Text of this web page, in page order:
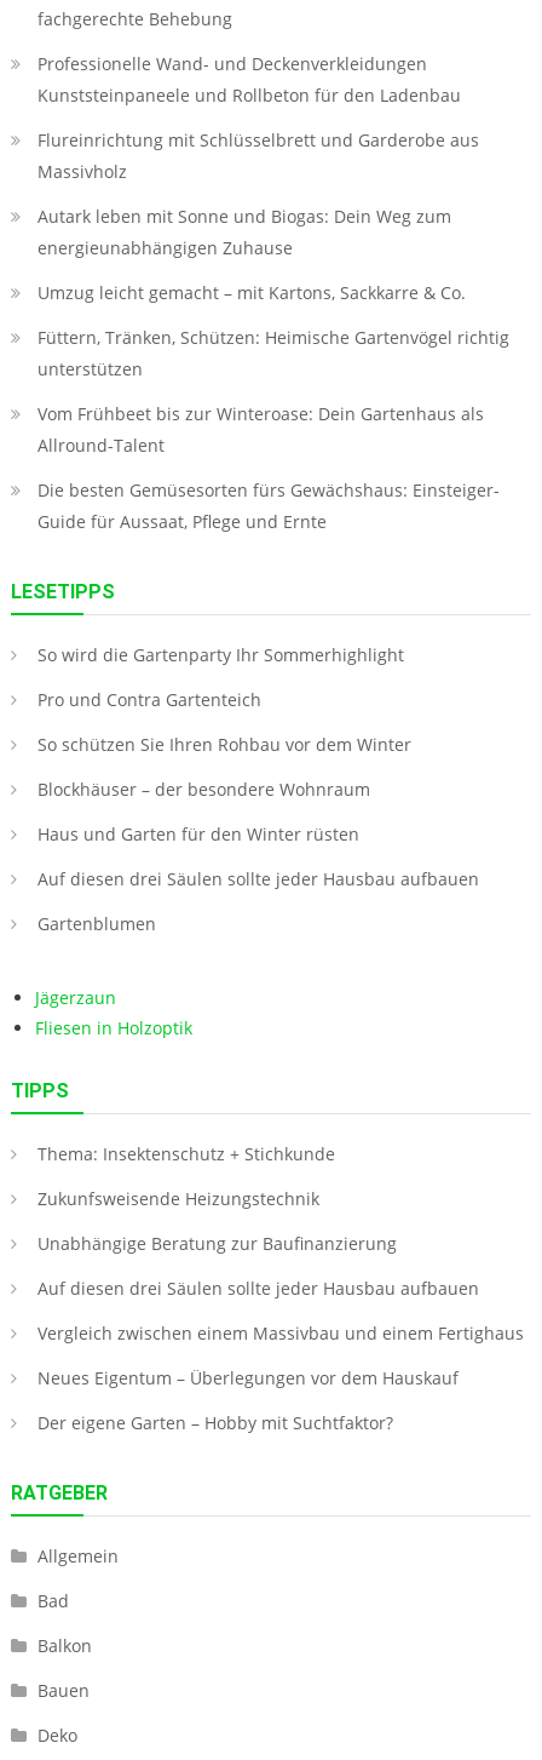
fachgerechte Behebung
Professionelle Wand- und Deckenverkleidungen
Kunststeinpaneele und Rollbeton für den Ladenbau
Flureinrichtung mit Schlüsselbrett und Garderobe aus
Massivholz
Autark leben mit Sonne und Biogas: Dein Weg zum
energieunabhängigen Zuhause
Umzug leicht gemacht – mit Kartons, Sackkarre & Co.
Füttern, Tränken, Schützen: Heimische Gartenvögel richtig
unterstützen
Vom Frühbeet bis zur Winteroase: Dein Gartenhaus als
Allround-Talent
Die besten Gemüsesorten fürs Gewächshaus: Einsteiger-
Guide für Aussaat, Pflege und Ernte
LESETIPPS
So wird die Gartenparty Ihr Sommerhighlight
Pro und Contra Gartenteich
So schützen Sie Ihren Rohbau vor dem Winter
Blockhäuser – der besondere Wohnraum
Haus und Garten für den Winter rüsten
Auf diesen drei Säulen sollte jeder Hausbau aufbauen
Gartenblumen
Jägerzaun
Fliesen in Holzoptik
TIPPS
Thema: Insektenschutz + Stichkunde
Zukunfsweisende Heizungstechnik
Unabhängige Beratung zur Baufinanzierung
Auf diesen drei Säulen sollte jeder Hausbau aufbauen
Vergleich zwischen einem Massivbau und einem Fertighaus
Neues Eigentum – Überlegungen vor dem Hauskauf
Der eigene Garten – Hobby mit Suchtfaktor?
RATGEBER
Allgemein
Bad
Balkon
Bauen
Deko